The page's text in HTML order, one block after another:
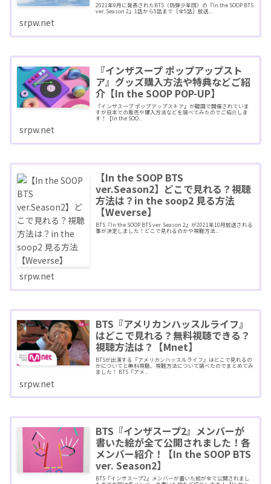
2021年9月に発表されたBTS（防弾少年団）の『In the SOOP BTS
ver. Season 2』1話から5話まで［全5話］放送...
srpw.net
『インザスープ ポップアップスト
ア』グッズ購入方法や特典などご紹
介【In the SOOP POP-UP】
『インザスープ ポップアップストア』が韓国で開催されていま
すが日本での販売や購入方法などを調べてみたのでご紹介しま
す！【In the SOO...
srpw.net
【In the SOOP BTS
ver.Season2】どこで見れる？視聴
方法は？in the soop2 見る方法
【Weverse】
BTS『In the SOOP BTS ver. Season 2』が2021年10月放送される
事が決定しました！どこで見れるのかや視聴方法...
srpw.net
BTS『アメリカンハッスルライフ』
はどこで見れる？無料視聴できる？
視聴方法は？【Mnet】
BTSが出演する『アメリカンハッスルライフ』はどこで見れるの
かについてと無料視聴、視聴方法について調べたのでまとめてみ
ました！ BTS『アメ...
srpw.net
BTS『インザスープ2』メンバーが
書いた絵が全て公開されました！各
メンバー紹介！【In the SOOP BTS
ver. Season2】
BTS『インザスープ2』メンバーが書いた絵が全て公開されまし